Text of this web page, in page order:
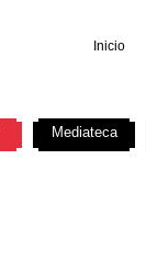
Inicio
Mediateca